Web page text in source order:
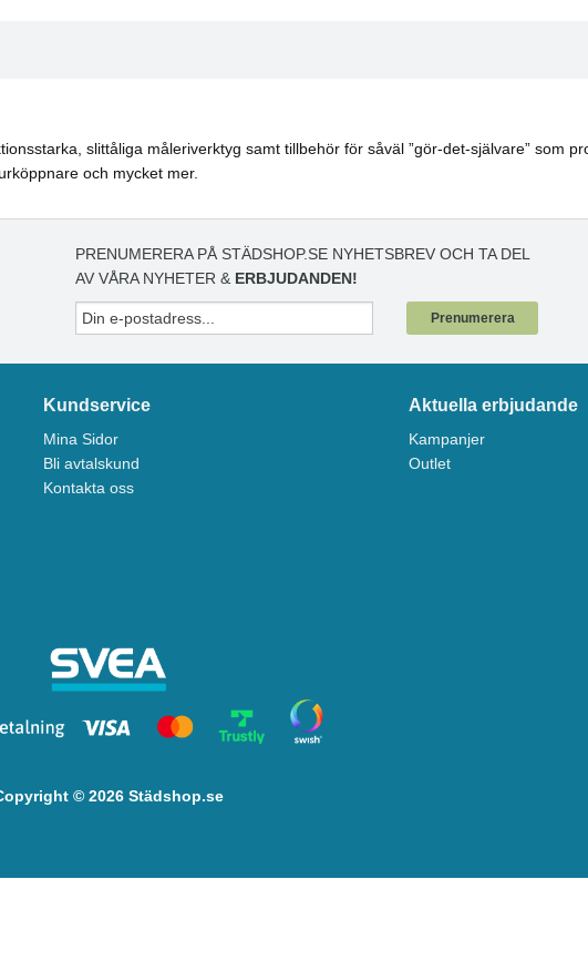
slittåliga måleriverktyg samt tillbehör för såväl ”gör-det-självare” som
och mycket mer.
PRENUMERERA PÅ STÄDSHOP.SE NYHETSBREV OCH TA DEL
AV VÅRA NYHETER & ERBJUDANDEN!
Prenumerera
Kundservice
Mina Sidor
Bli avtalskund
Kontakta oss
Aktuella erbjudande
Kampanjer
Outlet
© 2026 Städshop.se